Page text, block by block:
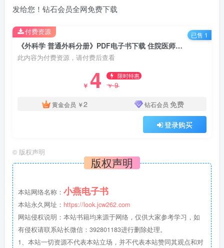
发给您！钻石会员全网免费下载
《外科学 普通外科分册》PDF电子书下载 住院医师规范化培训规划教材
此内容为付费资源，请付费后查看
￥ 4 限时特惠
￥9
黄金会员 ￥2 钻石会员 免费
登录购买
付费资源 已售 1
© 版权声明
版权声明
本站网络名称： 小燕电子书
本站永久网址： https://look.jcw262.com
网站侵权说明：本站书籍均来源于网络，仅供大家参考学习，如
有侵权请联系站长微信：392801183进行删除处理。
1、本站一切资源不代表本站立场，并不代表本站赞同其观点和对